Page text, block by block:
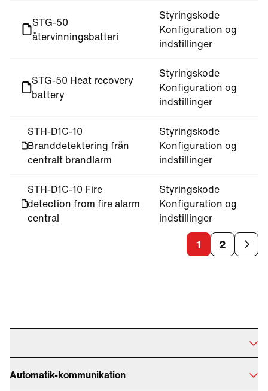
STG-50
återvinningsbatteri
Styringskode
Konfiguration og
indstillinger
STG-50 Heat recovery
battery
Styringskode
Konfiguration og
indstillinger
STH-D1C-10
Branddetektering från
centralt brandlarm
Styringskode
Konfiguration og
indstillinger
STH-D1C-10 Fire
detection from fire alarm
central
Styringskode
Konfiguration og
indstillinger
1 2
Automatik-kommunikation